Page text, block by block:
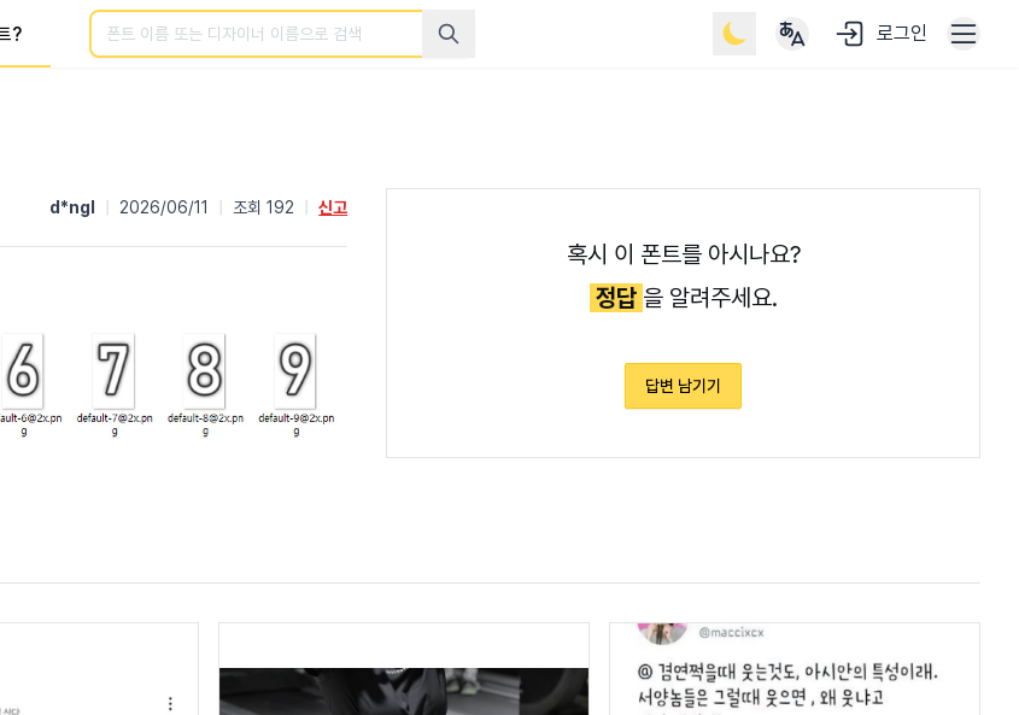
?
검색 로그인
d*ngl 2026/06/11 조회 192 신고
혹시 이 폰트를 아시나요?
정답 을 알려주세요.
답변 남기기